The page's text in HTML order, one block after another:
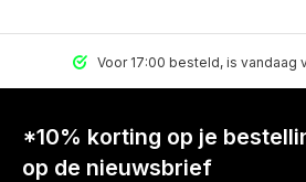
Voor 17:00 besteld, is vandaag
*10% korting op je
op de nieuwsbrief